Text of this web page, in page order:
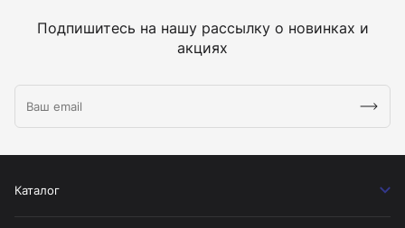
Подпишитесь на нашу рассылку о новинках и
акциях
Каталог